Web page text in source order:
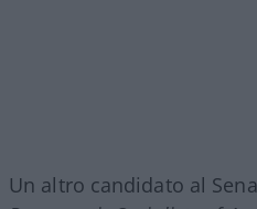
Un altro candidato al